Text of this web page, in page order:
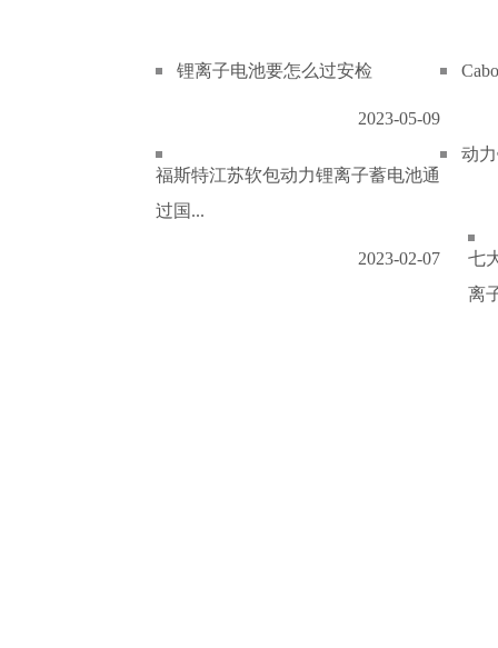
锂离子电池要怎么过安检
2023-05-09
福斯特江苏软包动力锂离子蓄电池通
过国...
2023-02-07
动
七
离